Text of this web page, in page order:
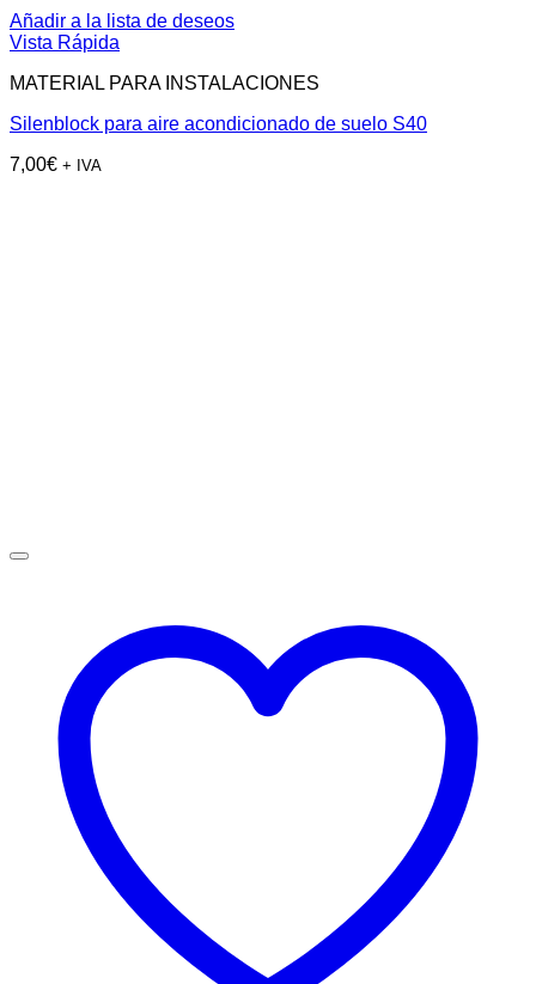
Añadir a la lista de deseos
Vista Rápida
MATERIAL PARA INSTALACIONES
Silenblock para aire acondicionado de suelo S40
7,00€ + IVA